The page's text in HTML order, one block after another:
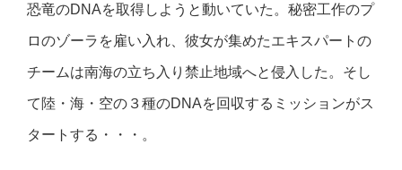
恐竜のDNAを取得しようと動いていた。秘密工作のプ
ロのゾーラを雇い入れ、彼女が集めたエキスパートの
チームは南海の立ち入り禁止地域へと侵入した。そし
て陸・海・空の３種のDNAを回収するミッションがス
タートする・・・。